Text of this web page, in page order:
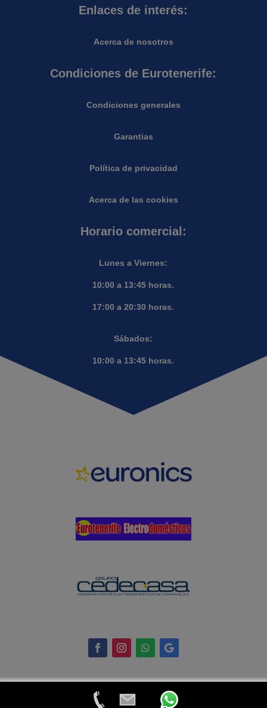
Enlaces de interés:
Acerca de nosotros
Condiciones de Eurotenerife:
Condiciones generales
Garantias
Política de privacidad
Acerca de las cookies
Horario comercial:
Lunes a Viernes:
10:00 a 13:45 horas.
17:00 a 20:30 horas.
Sábados:
10:00 a 13:45 horas.